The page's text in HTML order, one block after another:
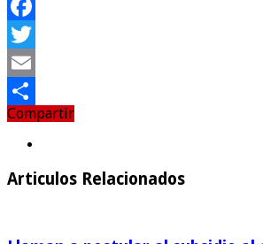
Facebook
Twitter
Email
Compartir
Compartir
Articulos Relacionados